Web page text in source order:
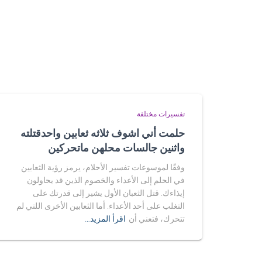
تفسيرات مختلفة
حلمت أني اشوف ثلاثه ثعابين واحدقتلته
واثنين جالسات محلهن ماتحركين
وفقًا لموسوعات تفسير الأحلام، يرمز رؤية الثعابين
في الحلم إلى الأعداء والخصوم الذين قد يحاولون
إيذاءك. قتل الثعبان الأول يشير إلى قدرتك على
التغلب على أحد الأعداء. أما الثعابين الأخرى اللتي لم
تتحرك، فتعني أن اقرأ المزيد…